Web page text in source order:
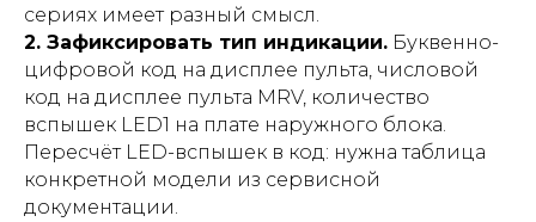
сериях имеет разный смысл.
2. Зафиксировать тип индикации. Буквенно-
цифровой код на дисплее пульта, числовой
код на дисплее пульта MRV, количество
вспышек LED1 на плате наружного блока.
Пересчёт LED-вспышек в код: нужна таблица
конкретной модели из сервисной
документации.